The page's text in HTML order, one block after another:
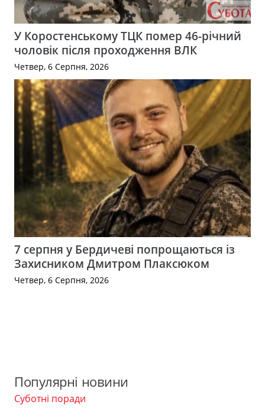
У Коростенському ТЦК помер 46-річний
чоловік після проходження ВЛК
Четвер, 6 Серпня, 2026
7 серпня у Бердичеві попрощаються із
Захисником Дмитром Плаксюком
Четвер, 6 Серпня, 2026
Популярні новини
Суботні поради